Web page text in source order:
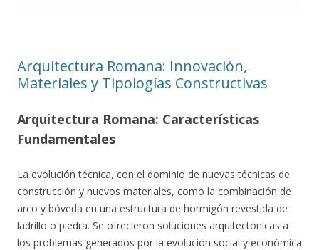
Arquitectura Romana: Innovación,
Materiales y Tipologías Constructivas
Arquitectura Romana: Características
Fundamentales
La evolución técnica, con el dominio de nuevas técnicas de
construcción y nuevos materiales, como la combinación de
arco y bóveda en una estructura de hormigón revestida de
ladrillo o piedra. Se ofrecieron soluciones arquitectónicas a
los problemas generados por la evolución social y económica